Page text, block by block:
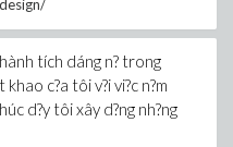
tích dáng n? trong
c?a tôi v?i vi?c n?m
d?y tôi xây d?ng nh?ng